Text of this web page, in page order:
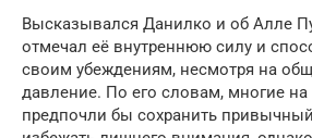
Высказывался Данилко и об Алле
отмечал её внутреннюю силу и
своим убеждениям, несмотря на
давление. По его словам, многие
предпочли бы сохранить